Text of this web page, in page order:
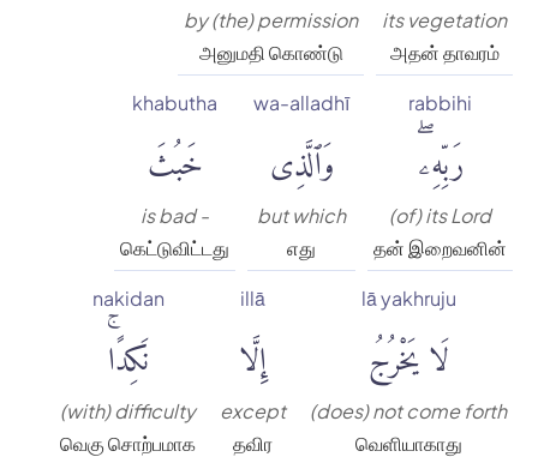
its vegetation
அதன் தாவரம்
by (the) permission
அனுமதி கொண்டு
rabbihi
رَبِّهِۦۖ
(of) its Lord
தன் இறைவனின்
wa-alladhī
وَٱلَّذِى
but which
எது
khabutha
خَبُثَ
is bad -
கெட்டுவிட்டது
lā yakhruju
لَا يَخْرُجُ
(does) not come forth
வெளியாகாது
illā
إِلَّا
except
தவிர
nakidan
نَكِدًاۚ
(with) difficulty
வெகு சொற்பமாக